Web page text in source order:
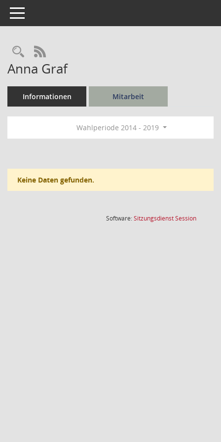
Toggle navigation
Rechercheauswahl
RSS-Feed
Anna Graf
Informationen Mitarbeit
Wahlperiode 2014 - 2019
Keine Daten gefunden.
Software:SitzungsdienstSession(Wird in